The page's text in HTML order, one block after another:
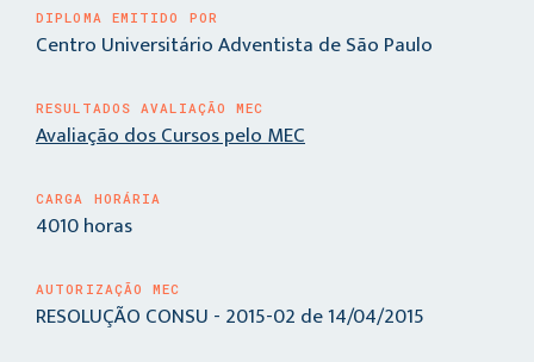
DIPLOMA EMITIDO POR
Centro Universitário Adventista de São Paulo
RESULTADOS AVALIAÇÃO MEC
Avaliação dos Cursos pelo MEC
CARGA HORÁRIA
4010 horas
AUTORIZAÇÃO MEC
RESOLUÇÃO CONSU - 2015-02 de 14/04/2015